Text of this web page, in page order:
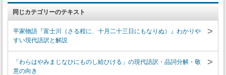
同じカテゴリーのテキスト
平家物語『富士川（さる程に、十月二十三日にもなりぬ）』わかりや
すい現代語訳と解説
>
「わらはやみまじなひにものし給ひける」の現代語訳・品詞分解・敬
意の向き
>